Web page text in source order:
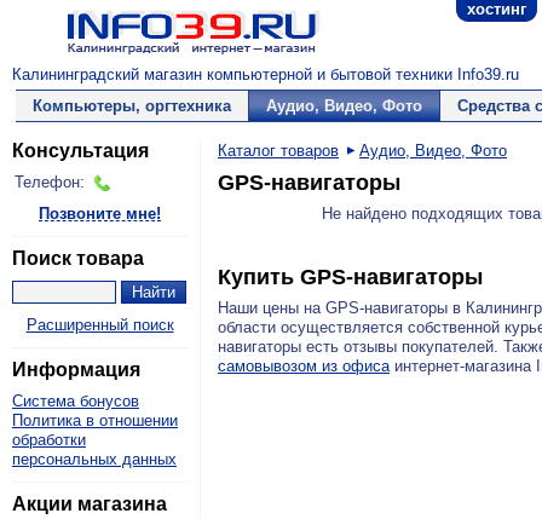
хостинг
Калининградский магазин компьютерной и бытовой техники Info39.ru
Компьютеры, оргтехника
Аудио, Видео, Фото Средства
Консультация
Телефон:
Позвоните мне!
Поиск товара
Расширенный поиск
Информация
Система бонусов
Политика в отношении
обработки
персональных данных
Акции магазина
Каталог товаров Аудио, Видео, Фото
GPS-навигаторы
Не найдено подходящих
Купить GPS-навигаторы
Наши цены на GPS-навигаторы в
области осуществляется собственной
навигаторы есть отзывы покупателей.
самовывозом из офисаинтернет-магазина